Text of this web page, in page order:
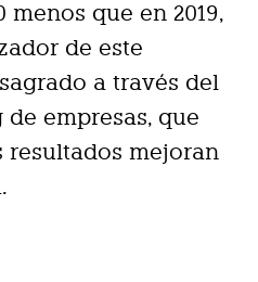
que en 2019,
de este
a través del
empresas, que
resultados mejoran